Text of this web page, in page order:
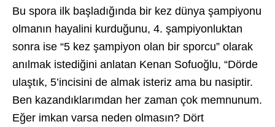
Bu spora ilk başladığında bir kez dünya şampiyonu
olmanın hayalini kurduğunu, 4. şampiyonluktan
sonra ise “5 kez şampiyon olan bir sporcu” olarak
anılmak istediğini anlatan Kenan Sofuoğlu, “Dörde
ulaştık, 5’incisini de almak isteriz ama bu nasiptir.
Ben kazandıklarımdan her zaman çok memnunum.
Eğer imkan varsa neden olmasın? Dört